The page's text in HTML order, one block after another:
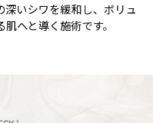
いシワを緩和し、ボリュ
へと導く施術です。